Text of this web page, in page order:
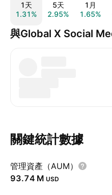
1天
1.31%
5天
2.95%
1月
1.65%
與Global X Social
關鍵統計數據
管理資產（AUM）
‪93.74 M‬ USD